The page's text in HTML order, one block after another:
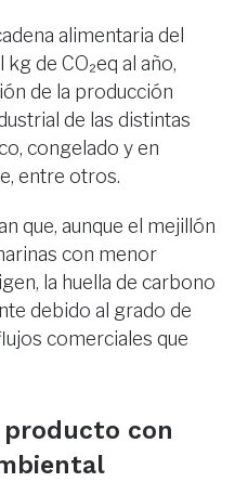
alimentaria del
de CO₂eq al año,
de la producción
de las distintas
congelado y en
entre otros.
que, aunque el mejillón
con menor
la huella de carbono
debido al grado de
comerciales que
producto con